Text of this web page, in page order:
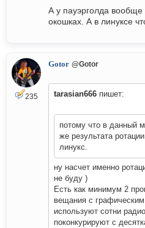
А у пауэрголда вообще
окошках. А в линуксе
235
Gotor @Gotor
tarasian666 пишет:
потому что в данный
же результата
линукс.
ну насчет именно
не буду )
Есть как минимум 2
вещания с
используют сотни
поконкурируют с